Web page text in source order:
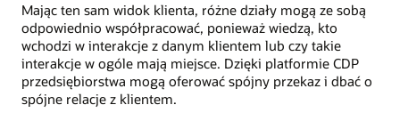
Mając ten sam widok klienta, różne działy mogą ze sobą
odpowiednio współpracować, ponieważ wiedzą, kto
wchodzi w interakcje z danym klientem lub czy takie
interakcje w ogóle mają miejsce. Dzięki platformie CDP
przedsiębiorstwa mogą oferować spójny przekaz i dbać o
spójne relacje z klientem.